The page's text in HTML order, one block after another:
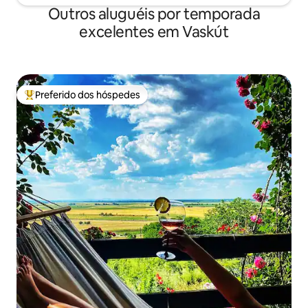
Outros aluguéis por temporada
excelentes em Vaskút
Entre os melhores preferidos dos hóspedes
Preferido dos hóspedes